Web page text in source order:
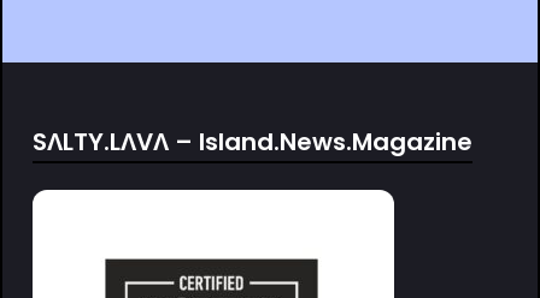
SΛLTY.LΛVΛ – Island.News.Magazine